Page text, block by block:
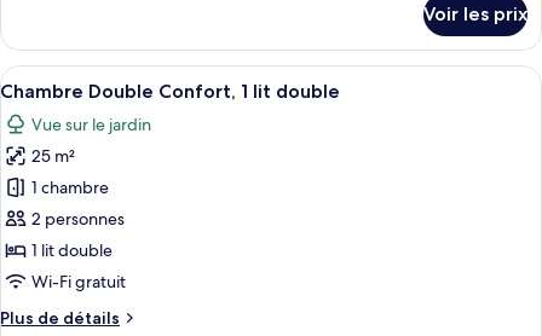
chambre :
Junior
Suite,
King
Bed
le
type
de
Junior
Suite,
King
Bed
Voir les prix
Afficher
toutes
les
photos
pour
ce
type
de
chambre :
Chambre
Une chambre d’hôtel avec un grand
4
Chambre Double Confort, 1 lit double
Vue sur le jardin
25 m²
1 chambre
2 personnes
1 lit double
Wi-Fi gratuit
Plus de détails
Plus